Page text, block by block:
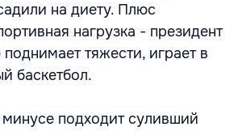
на диету. Плюс
нагрузка - президент
тяжести, играет в
баскетбол.
подходит суливший